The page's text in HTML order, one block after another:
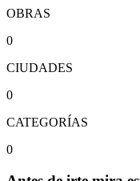
OBRAS
0
CIUDADES
0
CATEGORÍAS
0